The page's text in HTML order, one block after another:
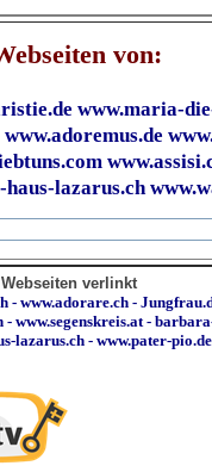
von:
www.maria-
www.adoremus.de
haus-lazarus.ch
verlinkt
- www.adorare.ch -
- www.segenskreis.at-
lazarus.ch - www.pater-pio.de